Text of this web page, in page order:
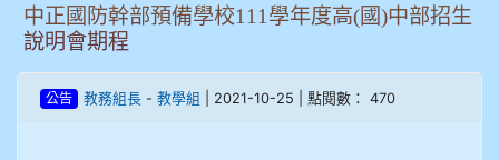
中正國防幹部預備學校111學年度高(國)中部招生
說明會期程
公告 教務組長 - 教學組 | 2021-10-25 | 點閱數： 470